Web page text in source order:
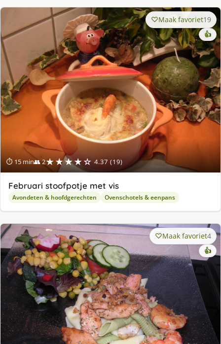
⏱ 15 min👥 2★★★★☆ 4.37 (19)
Maak favoriet19
👍
Februari stoofpotje met vis
Avondeten & hoofdgerechten Ovenschotels & eenpans
Maak favoriet4
👍